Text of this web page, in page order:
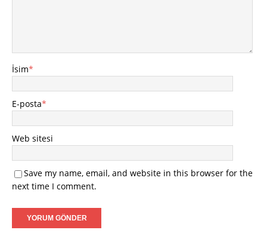
İsim*
E-posta*
Web sitesi
Save my name, email, and website in this browser for the
next time I comment.